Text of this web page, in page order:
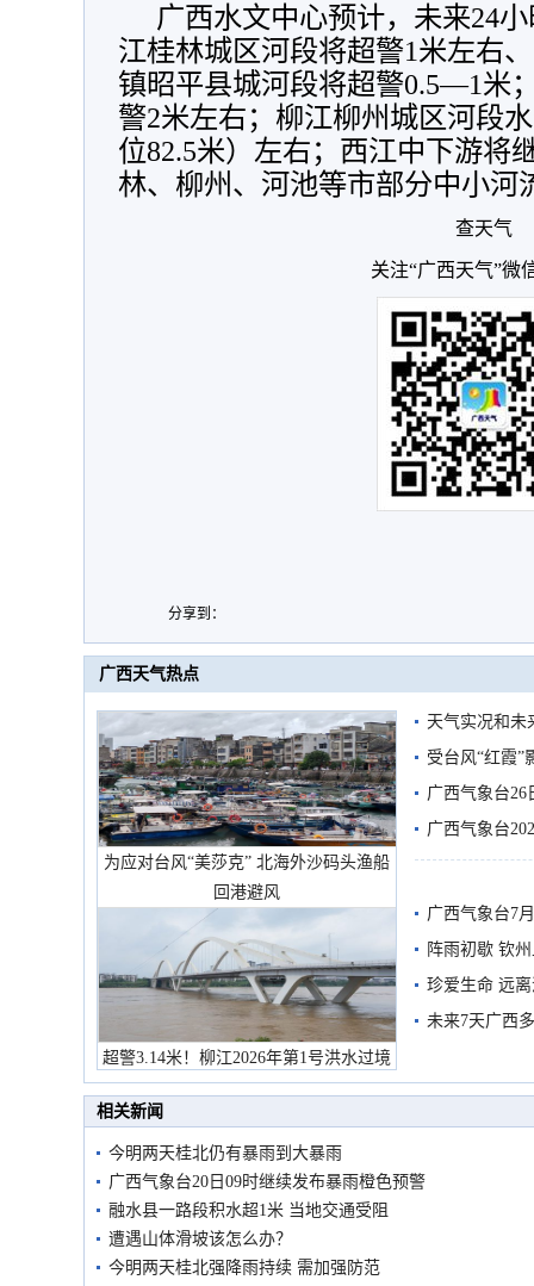
广西水文中心预计，未来24
江桂林城区河段将超警1米左右
镇昭平县城河段将超警0.5—1米
警2米左右；柳江柳州城区河段
位82.5米）左右；西江中下游将
林、柳州、河池等市部分中小河
查天气
关注“广西天气”微
分享到：
广西天气热点
为应对台风“美莎克” 北海外沙码头渔船
回港避风
超警3.14米！柳江2026年第1号洪水过境
市民在堤岸见证汛况
天气实况和未
受台风“红霞”
有较强降雨
广西气象台26
广西气象台
预警
广西气象台7
阵雨初歇 钦
珍爱生命 远
未来7天广西
相关新闻
今明两天桂北仍有暴雨到大暴雨
广西气象台20日09时继续发布暴雨橙色预警
融水县一路段积水超1米 当地交通受阻
遭遇山体滑坡该怎么办？
今明两天桂北强降雨持续 需加强防范